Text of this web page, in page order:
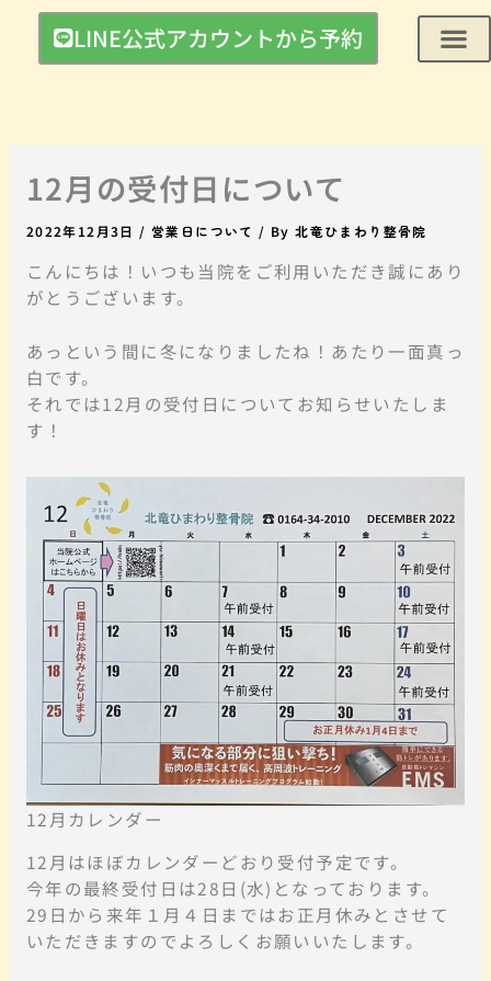
ッ
LINE公式アカウントから予約
12月の受付日について
2022年12月3日 /営業日について / By北竜ひまわり整骨院
こんにちは！いつも当院をご利用いただき誠にあり
がとうございます。
あっという間に冬になりましたね！あたり一面真っ
白です。
それでは12月の受付日についてお知らせいたしま
す！
12月カレンダー
12月はほぼカレンダーどおり受付予定です。
今年の最終受付日は28日(水)となっております。
29日から来年１月４日まではお正月休みとさせて
いただきますのでよろしくお願いいたします。